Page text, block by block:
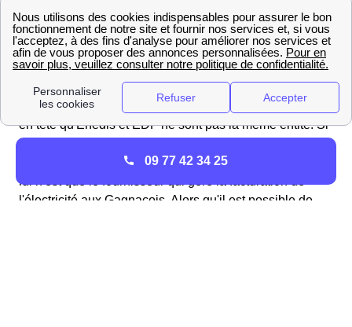
compte sur la page https://espace-client-
particuliers.enedis.fr du site Enedis.
Enedis est le nouveau nom du gestionnaire de
distribution du réseau d'électricité en France. Les
Gagnacois, et plus largement les Français doivent avoir
en tête qu'Enedis et EDF ne sont pas la même entité. Si
Enedis se charge du réseau de distribution de
l'électricité jusqu'à chez vous à Gagnac-Sur-Cère, EDF,
lui n'est que le fournisseur qui gère la facturation de
l'électricité aux Gagnacois. Alors qu'il est possible de
09 77 42 34 25